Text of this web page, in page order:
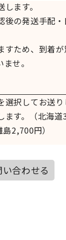
ます。
後の発送手配
すため、到着
せ。
択してお送り
ます。（北海
2,700円）
合わせる